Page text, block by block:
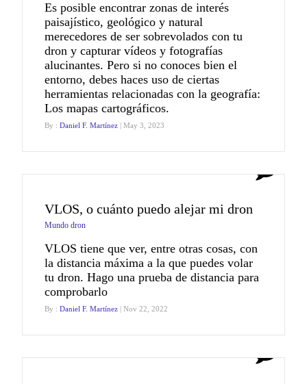
Es posible encontrar zonas de interés
paisajístico, geológico y natural
merecedores de ser sobrevolados con tu
dron y capturar vídeos y fotografías
alucinantes. Pero si no conoces bien el
entorno, debes haces uso de ciertas
herramientas relacionadas con la geografía:
Los mapas cartográficos.
By : Daniel F. Martínez | May 3, 2023
VLOS, o cuánto puedo alejar mi dron
Mundo dron
VLOS tiene que ver, entre otras cosas, con
la distancia máxima a la que puedes volar
tu dron. Hago una prueba de distancia para
comprobarlo
By : Daniel F. Martínez | Nov 22, 2022